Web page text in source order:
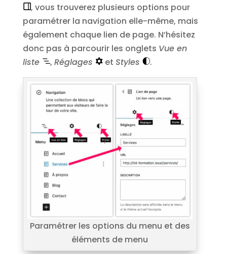
, vous trouverez plusieurs options pour
paramétrer la navigation elle-même, mais
également chaque lien de page. N’hésitez
donc pas à parcourir les onglets Vue en
liste
, Réglages et Styles .
Paramétrer les options du menu et des
éléments de menu